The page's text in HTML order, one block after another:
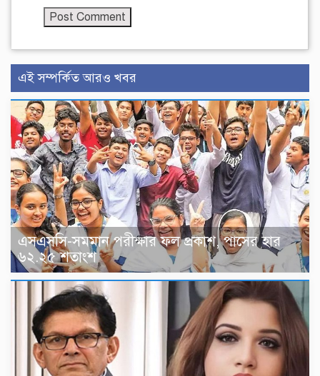
এই সম্পর্কিত আরও খবর
এসএসসি-সমমান পরীক্ষার ফল প্রকাশ, পাসের হার
৬২.২৫ শতাংশ